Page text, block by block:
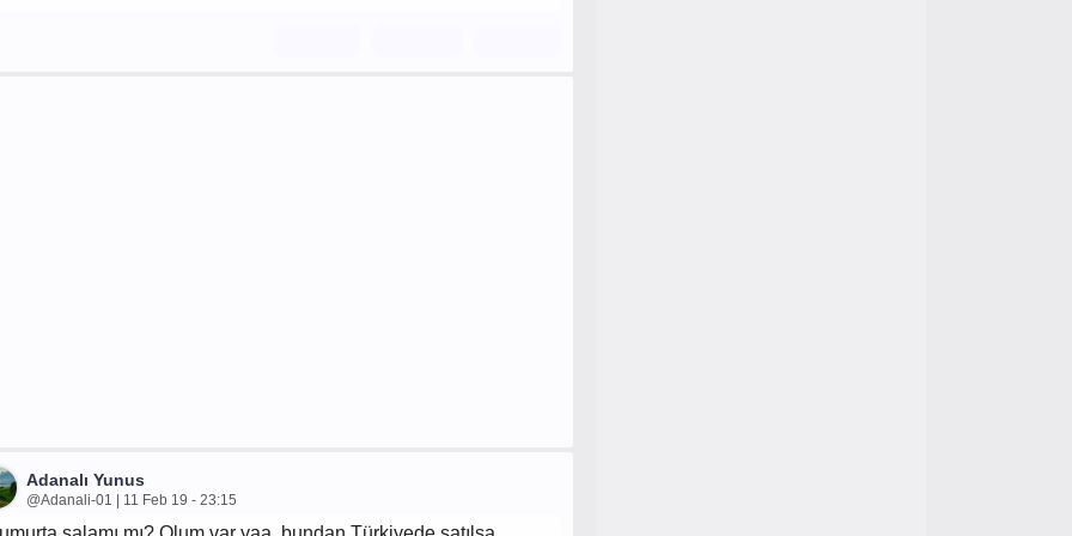
Adanalı Yunus
@Adanali-01 | 11 Feb 19 - 23:15